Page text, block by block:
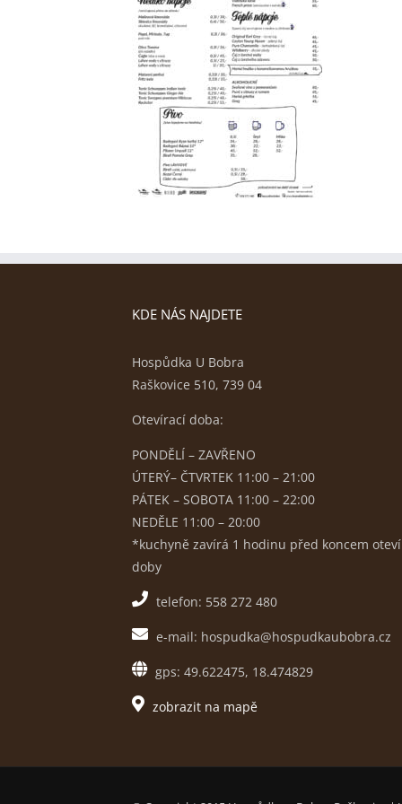
KDE NÁS NAJDETE
Hospůdka U Bobra
Raškovice 510, 739 04
Otevírací doba:
PONDĚLÍ – ZAVŘENO
ÚTERÝ– ČTVRTEK 11:00 – 21:00
PÁTEK – SOBOTA 11:00 – 22:00
NEDĚLE 11:00 – 20:00
*kuchyně zavírá 1 hodinu před koncem
doby
telefon: 558 272 480
e-mail: hospudka@hospudkaubobra.cz
gps: 49.622475, 18.474829
zobrazit na mapě